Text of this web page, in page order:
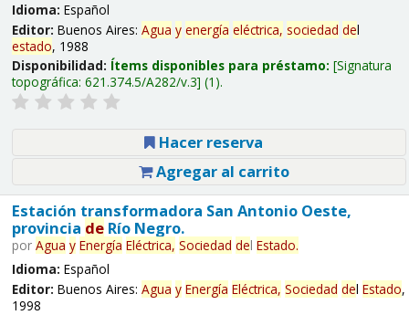
Idioma: Español
Editor: Buenos Aires: Agua y energía eléctrica, sociedad del
estado, 1988
Disponibilidad: Ítems disponibles para préstamo: Signatura
topográfica: 621.374.5/A282/v.3 (1).
Hacer reserva
Agregar al carrito
Estación transformadora San Antonio Oeste,
provincia deRío Negro.
por Agua y Energía Eléctrica, Sociedad del Estado.
Idioma: Español
Editor: Buenos Aires: Agua y Energía Eléctrica, Sociedad del Estado,
1998